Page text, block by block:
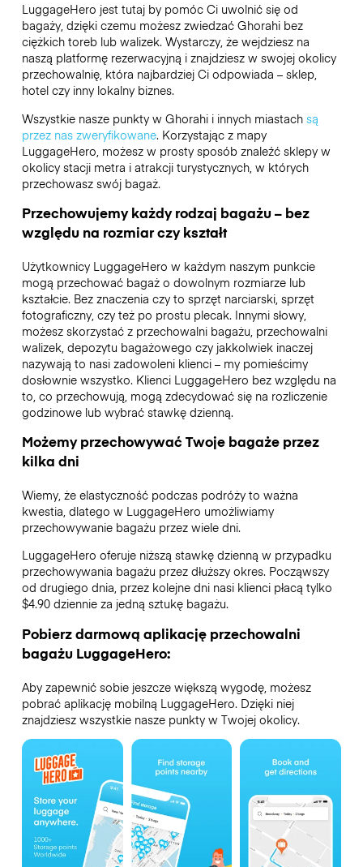
LuggageHero jest tutaj by pomóc Ci uwolnić się od
bagaży, dzięki czemu możesz zwiedzać Ghorahi bez
ciężkich toreb lub walizek. Wystarczy, że wejdziesz na
naszą platformę rezerwacyjną i znajdziesz w swojej okolicy
przechowalnię, która najbardziej Ci odpowiada – sklep,
hotel czy inny lokalny biznes.
Wszystkie nasze punkty w Ghorahi i innych miastach są
przez nas zweryfikowane. Korzystając z mapy
LuggageHero, możesz w prosty sposób znaleźć sklepy w
okolicy stacji metra i atrakcji turystycznych, w których
przechowasz swój bagaż.
Przechowujemy każdy rodzaj bagażu – bez
względu na rozmiar czy kształt
Użytkownicy LuggageHero w każdym naszym punkcie
mogą przechować bagaż o dowolnym rozmiarze lub
kształcie. Bez znaczenia czy to sprzęt narciarski, sprzęt
fotograficzny, czy też po prostu plecak. Innymi słowy,
możesz skorzystać z przechowalni bagażu, przechowalni
walizek, depozytu bagażowego czy jakkolwiek inaczej
nazywają to nasi zadowoleni klienci – my pomieścimy
dosłownie wszystko. Klienci LuggageHero bez względu na
to, co przechowują, mogą zdecydować się na rozliczenie
godzinowe lub wybrać stawkę dzienną.
Możemy przechowywać Twoje bagaże przez
kilka dni
Wiemy, że elastyczność podczas podróży to ważna
kwestia, dlatego w LuggageHero umożliwiamy
przechowywanie bagażu przez wiele dni.
LuggageHero oferuje niższą stawkę dzienną w przypadku
przechowywania bagażu przez dłuższy okres. Począwszy
od drugiego dnia, przez kolejne dni nasi klienci płacą tylko
$4.90 dziennie za jedną sztukę bagażu.
Pobierz darmową aplikację przechowalni
bagażu LuggageHero:
Aby zapewnić sobie jeszcze większą wygodę, możesz
pobrać aplikację mobilną LuggageHero. Dzięki niej
znajdziesz wszystkie nasze punkty w Twojej okolicy.